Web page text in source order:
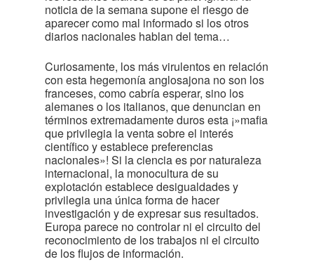
noticia de la semana supone el riesgo de
aparecer como mal informado si los otros
diarios nacionales hablan del tema…
Curiosamente, los más virulentos en relación
con esta hegemonía anglosajona no son los
franceses, como cabría esperar, sino los
alemanes o los italianos, que denuncian en
términos extremadamente duros esta ¡»mafia
que privilegia la venta sobre el interés
científico y establece preferencias
nacionales»! Si la ciencia es por naturaleza
internacional, la monocultura de su
explotación establece desigualdades y
privilegia una única forma de hacer
investigación y de expresar sus resultados.
Europa parece no controlar ni el circuito del
reconocimiento de los trabajos ni el circuito
de los flujos de información.